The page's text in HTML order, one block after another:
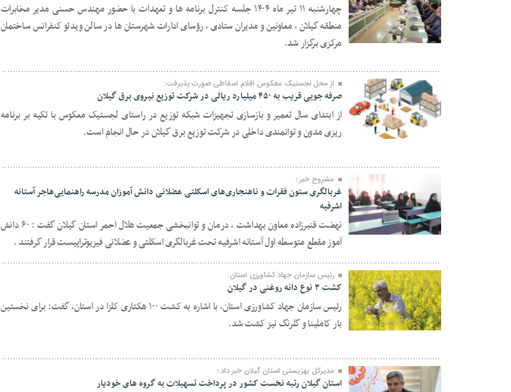
۲۳ تیر ۱۴۰۴
چهارشنبه ۱۱ تیر ماه ۱۴۰۴ جلسه کنترل برنامه ها و تعهدات با حضور مهندس حسنی مدیر مخابرات
منطقه گیلان ، معاونین و مدیران ستادی ، رؤسای ادارات شهرستان ها در سالن ویدئو کنفرانس ساختمان
مرکزی برگزار شد.
از محل لجستیک معکوس اقلام اسقاطی صورت پذیرفت:
صرفه جویی قریب به ۴۵۰ میلیارد ریالی در شرکت توزیع نیروی برق گیلان
از ابتدای سال تعمیر و بازسازی تجهیزات شبکه توزیع در راستای لجستیک معکوس با تکیه بر برنامه
ریزی مدون و توانمندی داخلی در شرکت توزیع برق گیلان در حال انجام است.
۱۱ بهمن ۱۴۰۳
مشروح خبر ؛
غربالگری ستون فقرات و ناهنجاری‌های اسکلتی عضلانی دانش آموزان مدرسه راهنمایی‌هاجر آستانه
اشرفیه
نهضت قنبرزاده معاون بهداشت ، درمان و توانبخشی جمعیت هلال احمر استان گیلان گفت : ۶۰ دانش
آموز مقطع متوسطه اول آستانه اشرفیه تحت غربالگری اسکلتی و عضلانی فیزیوتراپیست قرار گرفتند .
۱۰ بهمن ۱۴۰۳
رئیس سازمان جهاد کشاورزی استان:
کشت ۳ نوع دانه روغنی در گیلان
رئیس سازمان جهاد کشاورزی استان، با اشاره به کشت ۱۰۰ هکتاری کلزا در استان، گفت: برای نخستین
بار کاملینا و گلرنگ نیز کشت شد.
مدیرکل بهزیستی استان گیلان خبر داد ؛
استان گیلان رتبه نخست کشور در پرداخت تسهیلات به گروه های خودیار